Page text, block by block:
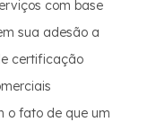
com base
sua adesão a
certificação
o fato de que um